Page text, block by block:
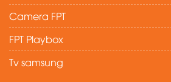
Camera FPT
FPT Playbox
Tv samsung